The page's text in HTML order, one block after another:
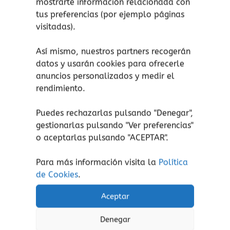
mostrarte información relacionada con
tus preferencias (por ejemplo páginas
visitadas).
Así mismo, nuestros partners recogerán
datos y usarán cookies para ofrecerle
anuncios personalizados y medir el
rendimiento.
Puedes rechazarlas pulsando "Denegar",
gestionarlas pulsando "Ver preferencias"
o aceptarlas pulsando "ACEPTAR".
Para más información visita la Política
de Cookies.
Aceptar
Denegar
que niñas y niños observen y aprendan a
identificar diferentes animales, junto con otras
palabras comunes como «la luna», «el
Productos relacionados